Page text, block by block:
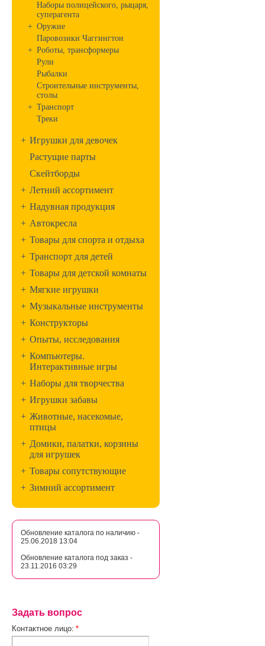
Наборы полицейского, рыцаря,
суперагента
+ Оружие
Паровозики Чаггингтон
+ Роботы, трансформеры
Рули
Рыбалки
Строительные инструменты,
столы
+ Транспорт
Треки
+ Игрушки для девочек
Растущие парты
Скейтборды
+ Летний ассортимент
+ Надувная продукция
+ Автокресла
+ Товары для спорта и отдыха
+ Транспорт для детей
+ Товары для детской комнаты
+ Мягкие игрушки
+ Музыкальные инструменты
+ Конструкторы
+ Опыты, исследования
+ Компьютеры.
Интерактивные игры
+ Наборы для творчества
+ Игрушки забавы
+ Животные, насекомые,
птицы
+ Домики, палатки, корзины
для игрушек
+ Товары сопутствующие
+ Зимний ассортимент
Обновление каталога по наличию -
25.06.2018 13:04
Обновление каталога под заказ -
23.11.2016 03:29
Задать вопрос
Контактное лицо: *